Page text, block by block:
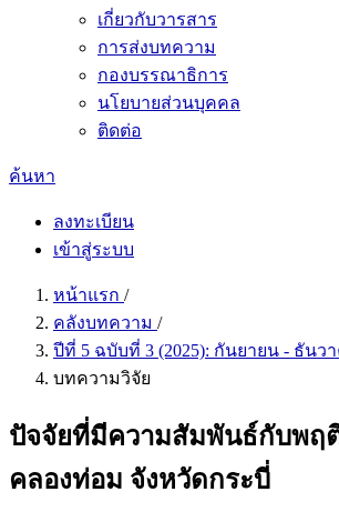
เกี่ยวกับวารสาร
การส่งบทความ
กองบรรณาธิการ
นโยบายส่วนบุคคล
ติดต่อ
ค้นหา
ลงทะเบียน
เข้าสู่ระบบ
หน้าแรก /
คลังบทความ /
ปีที่ 5 ฉบับที่ 3 (2025): กันยายน - ธันว
บทความวิจัย
ปัจจัยที่มีความสัมพันธ์กับพฤติ
คลองท่อม จังหวัดกระบี่